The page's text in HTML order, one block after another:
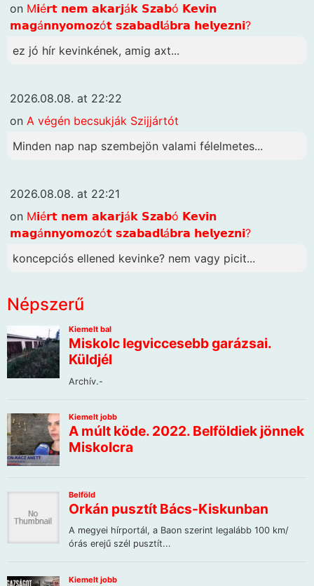
on M𝗶é𝗿𝘁 𝗻𝗲𝗺 𝗮𝗸𝗮𝗿𝗷á𝗸 𝗦𝘇𝗮𝗯ó 𝗞𝗲𝘃𝗶𝗻
𝗺𝗮𝗴á𝗻𝗻𝘆𝗼𝗺𝗼𝘇ó𝘁 𝘀𝘇𝗮𝗯𝗮𝗱𝗹á𝗯𝗿𝗮 𝗵𝗲𝗹𝘆𝗲𝘇𝗻𝗶?
ez jó hír kevinkének, amig axt...
2026.08.08. at 22:22
on A végén becsukják Szijjártót
Minden nap nap szembejön valami félelmetes...
2026.08.08. at 22:21
on M𝗶é𝗿𝘁 𝗻𝗲𝗺 𝗮𝗸𝗮𝗿𝗷á𝗸 𝗦𝘇𝗮𝗯ó 𝗞𝗲𝘃𝗶𝗻
𝗺𝗮𝗴á𝗻𝗻𝘆𝗼𝗺𝗼𝘇ó𝘁 𝘀𝘇𝗮𝗯𝗮𝗱𝗹á𝗯𝗿𝗮 𝗵𝗲𝗹𝘆𝗲𝘇𝗻𝗶?
koncepciós ellened kevinke? nem vagy picit...
Népszerű